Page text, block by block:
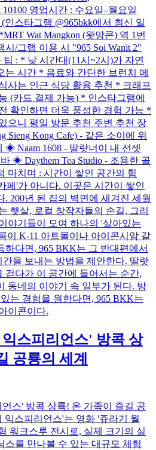
10100 영업시간 : 수요일–월요일
인스타그램 @965bkk에서 최신 일
Wat Mangkon (왓망콘) 역 1번
/그랩 이용 시 "965 Soi Wanit 2"
: * 낮 시간대(11시~2시)가 자연
는 시간 * 음료와 간단한 브런치 메
사는 인근 식당 활용 추천 * 크래프
(카드 결제 가능) * 인스타그램에
확인하면 더욱 풍성한 경험 가능 *
으니 평일 방문 추천 주변 추천 장
Sieng Kong Cafe) - 같은 소이에 위
Naam 1608 - 딸랏너이 내 선셋
◈ Daythem Tea Studio - 조용한 골
마치며 : 시간이 쌓인 공간의 힘
페'가 아니다. 이곳은 시간이 쌓인
200년 된 집의 벽면에 새겨진 세월
햇살, 로컬 창작자들의 손길, 그리
야기들이 모여 하나의 '살아있는
이 K-11 아트몰이나 아이콘시암 같
하다면, 965 BKK는 그 반대편에서
을 보내는 방법을 제안한다. 딸랏
걷다가 이 공간에 들어서는 순간,
동네의 이야기 속 일부가 된다. 방
는 경험을 원한다면, 965 BKK는
이콘이다.
스피리언스' 방콕 상
공룡의 세계
스' 방콕 상륙! 온 가족이 즐길 공
익스피리언스'는 영화 '쥬라기 월
워크스루 전시로, 실제 크기의 실
스를 만나볼 수 있는 대규모 체험